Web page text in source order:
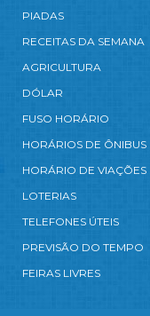
PIADAS
RECEITAS DA SEMANA
AGRICULTURA
DÓLAR
FUSO HORÁRIO
HORÁRIOS DE ÔNIBUS
HORÁRIO DE VIAÇÕES
LOTERIAS
TELEFONES ÚTEIS
PREVISÃO DO TEMPO
FEIRAS LIVRES